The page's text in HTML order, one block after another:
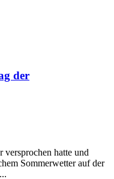
der
versprochen hatte und
Sommerwetter auf der